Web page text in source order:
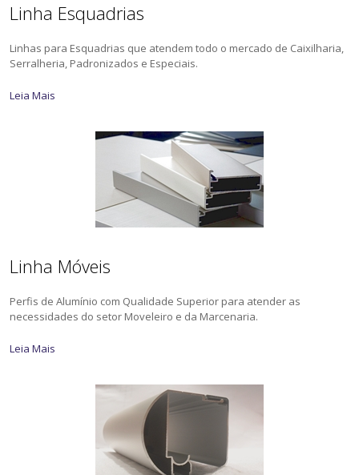
Linha Esquadrias
Linhas para Esquadrias que atendem todo o mercado de Caixilharia,
Serralheria, Padronizados e Especiais.
Leia Mais
Linha Móveis
Perfis de Alumínio com Qualidade Superior para atender as
necessidades do setor Moveleiro e da Marcenaria.
Leia Mais